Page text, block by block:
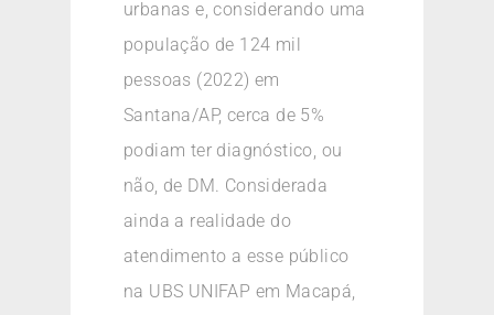
urbanas e, considerando uma
população de 124 mil
pessoas (2022) em
Santana/AP, cerca de 5%
podiam ter diagnóstico, ou
não, de DM. Considerada
ainda a realidade do
atendimento a esse público
na UBS UNIFAP em Macapá,